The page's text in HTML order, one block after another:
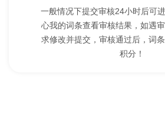
一般情况下提交审核24小时后可
心我的词条查看审核结果，如遇
求修改并提交，审核通过后，词
积分！